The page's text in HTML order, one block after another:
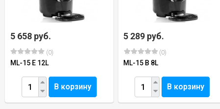
5 658 руб.
(0)
ML-15 Е 12L
В корзину
5 289 руб.
(0)
ML-15 B 8L
В корзину